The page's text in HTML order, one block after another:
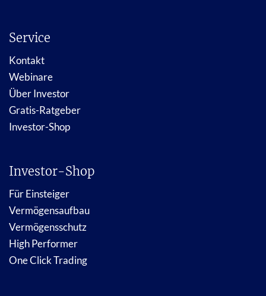
Service
Kontakt
Webinare
Über Investor
Gratis-Ratgeber
Investor-Shop
Investor-Shop
Für Einsteiger
Vermögensaufbau
Vermögensschutz
High Performer
One Click Trading